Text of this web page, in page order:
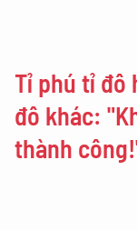
Tỉ phú tỉ đô
đô khác:
thành